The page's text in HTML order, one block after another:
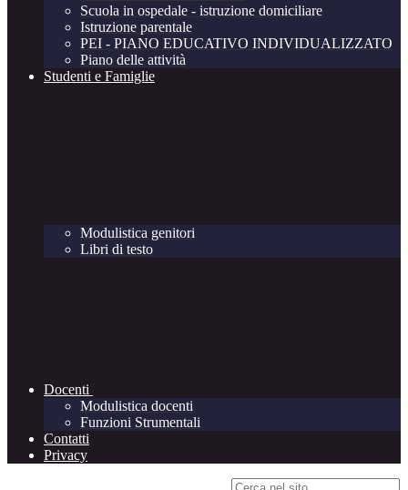
Scuola in ospedale - istruzione domiciliare
Istruzione parentale
PEI - PIANO EDUCATIVO INDIVIDUALIZZATO
Piano delle attività
Studenti e Famiglie
Modulistica genitori
Libri di testo
Docenti
Modulistica docenti
Funzioni Strumentali
Contatti
Privacy